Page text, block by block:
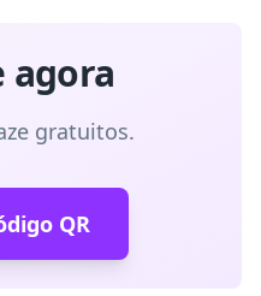
agora
gratuitos.
QR